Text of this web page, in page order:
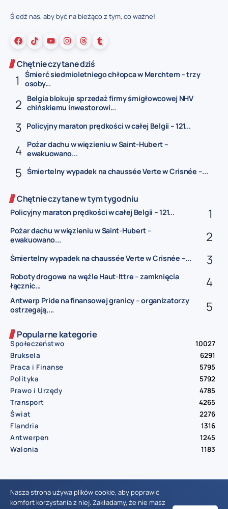
Śledź nas, aby być na bieżąco z tym, co ważne!
Chętnie czytane dziś
Śmierć siedmioletniego chłopca w Merchtem – trzy
osoby...
Belgia blokuje sprzedaż firmy śmigłowcowej NHV
chińskiemu inwestorowi...
Policyjny maraton prędkości w całej Belgii – 121...
Pożar dachu w więzieniu w Saint-Hubert –
ewakuowano...
Śmiertelny wypadek na chaussée Verte w Crisnée –...
Chętnie czytane w tym tygodniu
Policyjny maraton prędkości w całej Belgii – 121...
Pożar dachu w więzieniu w Saint-Hubert –
ewakuowano...
Śmiertelny wypadek na chaussée Verte w Crisnée –...
Roboty drogowe na węźle Haut-Ittre – zamknięcia
łącznic...
Antwerp Pride na finansowej granicy – organizatorzy
ostrzegają,...
Popularne kategorie
Społeczeństwo
10027
Bruksela
6291
Praca i Finanse
5795
Polityka
5792
Prawo i Urzędy
4785
Transport
4265
Świat
2276
Flandria
1316
Antwerpen
1245
Walonia
1183
© Aktualnosci.be – All Right Reserved 2016-2026
Nasza strona używa plików cookie, aby poprawić
komfort korzystania z niej. Zakładamy, że nie masz